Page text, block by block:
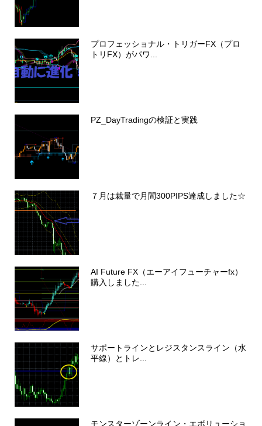
プロフェッショナル・トリガーFX（プロ
トリFX）がパワ...
PZ_DayTradingの検証と実践
７月は裁量で月間300PIPS達成しました☆
AI Future FX（エーアイフューチャーfx）
購入しました...
サポートラインとレジスタンスライン（水
平線）とトレ...
モンスターゾーンライン・エボリューショ